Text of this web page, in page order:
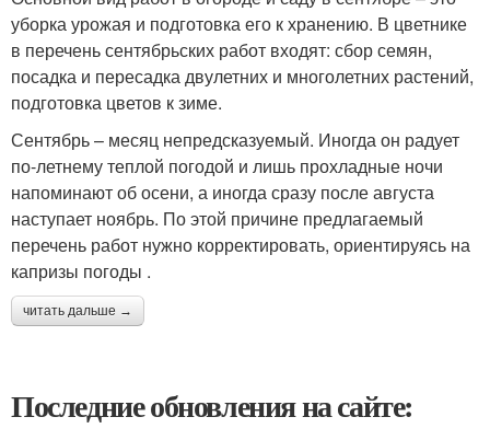
уборка урожая и подготовка его к хранению. В цветнике
в перечень сентябрьских работ входят: сбор семян,
посадка и пересадка двулетних и многолетних растений,
подготовка цветов к зиме.
Сентябрь – месяц непредсказуемый. Иногда он радует
по-летнему теплой погодой и лишь прохладные ночи
напоминают об осени, а иногда сразу после августа
наступает ноябрь. По этой причине предлагаемый
перечень работ нужно корректировать, ориентируясь на
капризы погоды .
читать дальше →
Последние обновления на сайте: